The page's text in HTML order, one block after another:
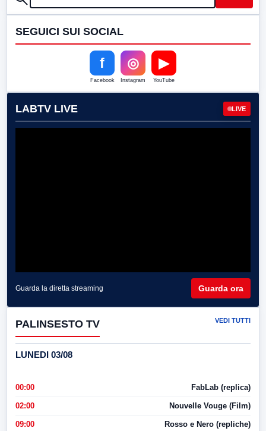
SEGUICI SUI SOCIAL
f
Facebook
◎
Instagram
▶
YouTube
LABTV LIVE LIVE
Guarda la diretta streaming Guarda ora
PALINSESTO TV VEDI TUTTI
LUNEDI 03/08
00:00 FabLab (replica)
02:00 Nouvelle Vouge (Film)
09:00 Rosso e Nero (repliche)